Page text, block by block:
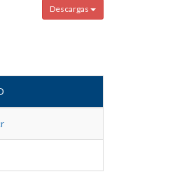
Descargas